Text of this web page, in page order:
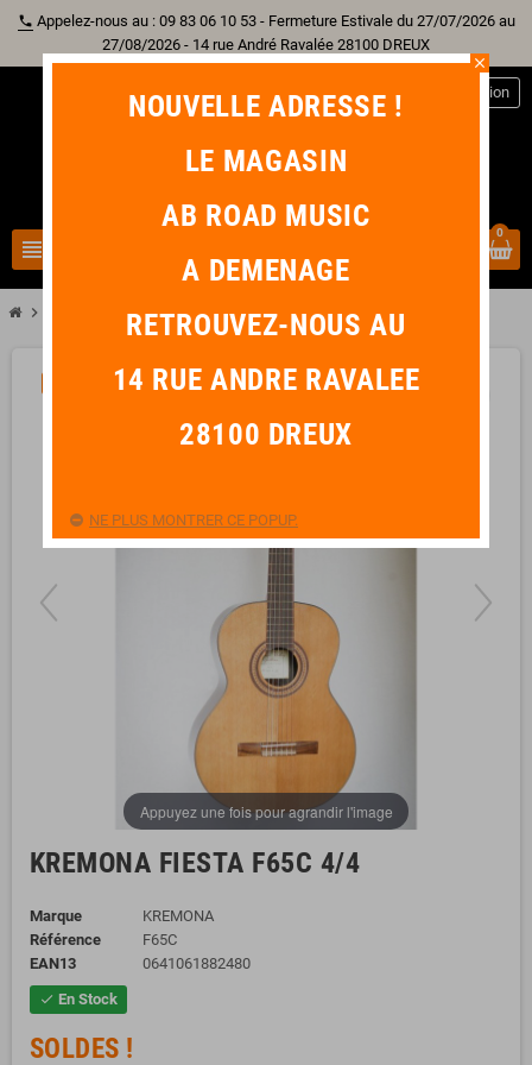
phone Appelez-nous au : 09 83 06 10 53 - Fermeture Estivale du 27/07/2026 au
27/08/2026 - 14 rue André Ravalée 28100 DREUX
view_headline
Connexion
0
chevron_right KREMONA FIESTA F65C 4/4
Appuyez une fois pour agrandir l'image
-76,00 €
KREMONA FIESTA F65C 4/4
Marque
KREMONA
Référence
F65C
EAN13
0641061882480
check En Stock
SOLDES !
close
NOUVELLE ADRESSE !
LE MAGASIN
AB ROAD MUSIC
A DEMENAGE
RETROUVEZ-NOUS AU
14 RUE ANDRE RAVALEE
28100 DREUX
NE PLUS MONTRER CE POPUP.